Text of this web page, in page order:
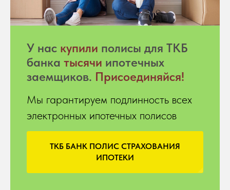
У нас купили полисы для ТКБ
банка тысячи ипотечных
заемщиков. Присоединяйся!
Мы гарантируем подлинность всех
электронных ипотечных полисов
ТКБ БАНК ПОЛИС СТРАХОВАНИЯ
ИПОТЕКИ